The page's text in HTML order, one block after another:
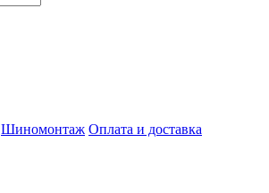
Шиномонтаж Оплата и доставка